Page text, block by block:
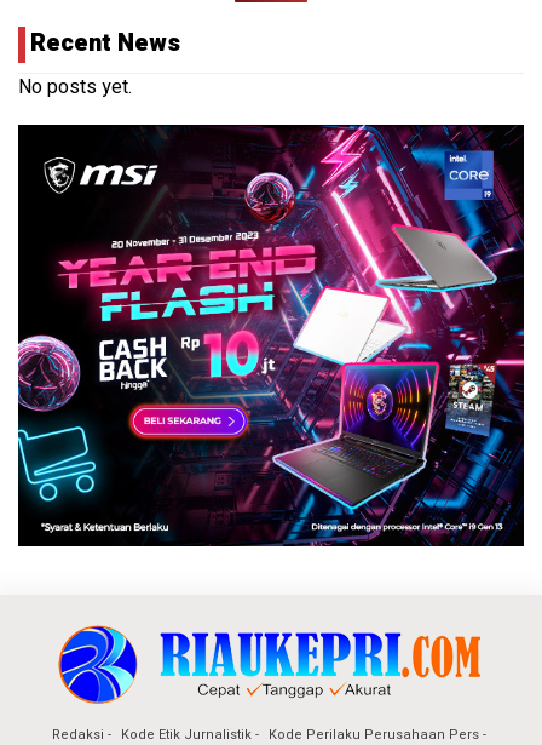
Recent News
No posts yet.
Redaksi Kode Etik Jurnalistik Kode Perilaku Perusahaan Pers